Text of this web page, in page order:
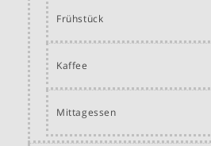
Frühstück
Kaffee
Mittagessen